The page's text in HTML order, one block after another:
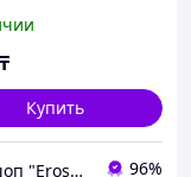
₸
Купить
Секс шоп "Eroshop.kz" в Алматы 96%